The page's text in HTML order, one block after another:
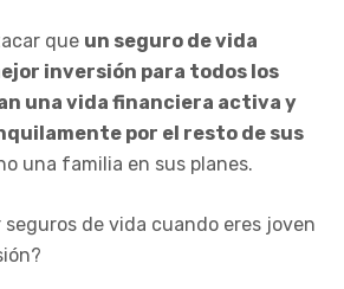
que un seguro de vida
inversión para todos los
una vida financiera activa y
por el resto de sus
una familia en sus planes.
de vida cuando eres joven